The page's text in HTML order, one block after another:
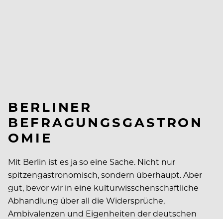
BERLINER
BEFRAGUNGSGASTRON
OMIE
Mit Berlin ist es ja so eine Sache. Nicht nur
spitzengastronomisch, sondern überhaupt. Aber
gut, bevor wir in eine kulturwisschenschaftliche
Abhandlung über all die Widersprüche,
Ambivalenzen und Eigenheiten der deutschen